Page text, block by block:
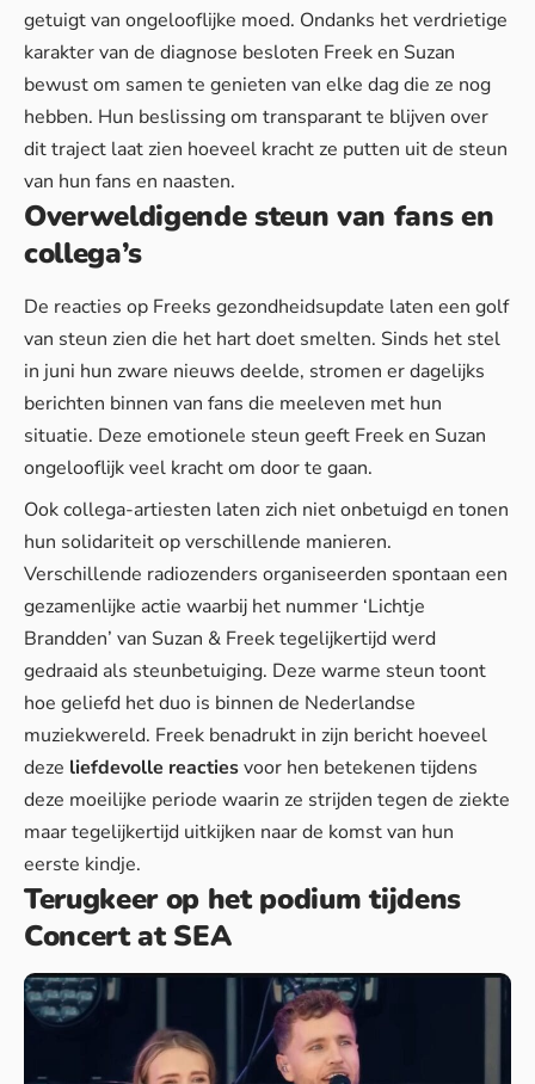
getuigt van ongelooflijke moed. Ondanks het verdrietige
karakter van de diagnose besloten Freek en Suzan
bewust om samen te genieten van elke dag die ze nog
hebben. Hun beslissing om transparant te blijven over
dit traject laat zien hoeveel kracht ze putten uit de steun
van hun fans en naasten.
Overweldigende steun van fans en
collega’s
De reacties op Freeks gezondheidsupdate laten een golf
van steun zien die het hart doet smelten. Sinds het stel
in juni hun zware nieuws deelde, stromen er dagelijks
berichten binnen van fans die meeleven met hun
situatie. Deze emotionele steun geeft Freek en Suzan
ongelooflijk veel kracht om door te gaan.
Ook collega-artiesten laten zich niet onbetuigd en tonen
hun solidariteit op verschillende manieren.
Verschillende radiozenders organiseerden spontaan een
gezamenlijke actie waarbij het nummer ‘Lichtje
Brandden’ van Suzan & Freek tegelijkertijd werd
gedraaid als steunbetuiging. Deze warme steun toont
hoe geliefd het duo is binnen de Nederlandse
muziekwereld. Freek benadrukt in zijn bericht hoeveel
deze liefdevolle reactiesvoor hen betekenen tijdens
deze moeilijke periode waarin ze strijden tegen de ziekte
maar tegelijkertijd uitkijken naar de komst van hun
eerste kindje.
Terugkeer op het podium tijdens
Concert at SEA